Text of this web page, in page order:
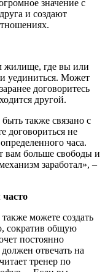
значение с
и создают
жилище, где вы или
уединиться. Может
договоритесь
другой.
также связано с
договориться не
часа.
вам больше свободы и
заработал», –
можете создать
сократив общую
постоянно
отвечать на
тренер по